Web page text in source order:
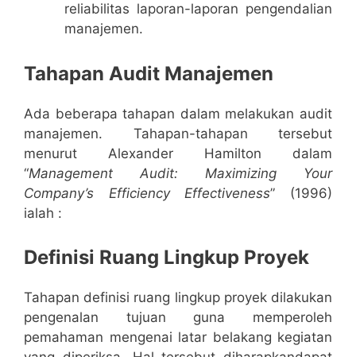
reliabilitas laporan-laporan pengendalian
manajemen.
Tahapan Audit Manajemen
Ada beberapa tahapan dalam melakukan audit
manajemen. Tahapan-tahapan tersebut
menurut Alexander Hamilton dalam
“Management Audit: Maximizing Your
Company’s Efficiency Effectiveness” (1996)
ialah :
Definisi Ruang Lingkup Proyek
Tahapan definisi ruang lingkup proyek dilakukan
pengenalan tujuan guna memperoleh
pemahaman mengenai latar belakang kegiatan